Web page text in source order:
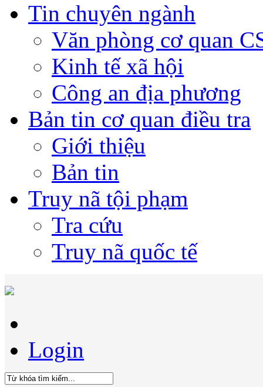
Tin chuyên ngành
Văn phòng cơ quan
Kinh tế xã hội
Công an địa phương
Bản tin cơ quan điều tra
Giới thiệu
Bản tin
Truy nã tội phạm
Tra cứu
Truy nã quốc tế
Login